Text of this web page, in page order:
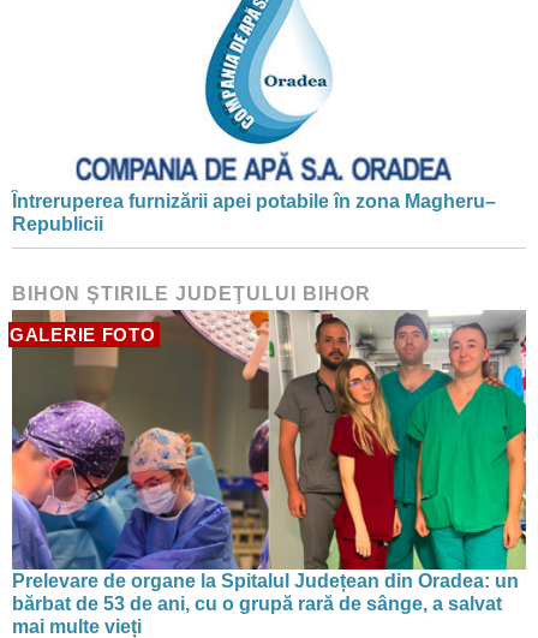
Întreruperea furnizării apei potabile în zona Magheru–
Republicii
BIHON ŞTIRILE JUDEŢULUI BIHOR
GALERIE FOTO
Prelevare de organe la Spitalul Județean din Oradea: un
bărbat de 53 de ani, cu o grupă rară de sânge, a salvat
mai multe vieți